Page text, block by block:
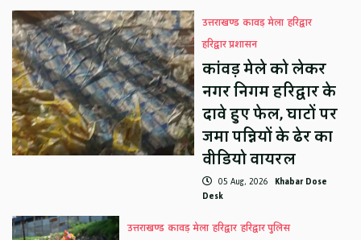
उत्तराखण्ड कावड़ मेला हरिद्वार
हरिद्वार प्रशासन
कांवड़ मेले को लेकर
नगर निगम हरिद्वार के
दावे हुए फेल, घाटों पर
जमा पन्नियों के ढेर का
वीडियो वायरल
05 Aug, 2026 Khabar Dose
Desk
उत्तराखण्ड कावड़ मेला हरिद्वार हरिद्वार पुलिस